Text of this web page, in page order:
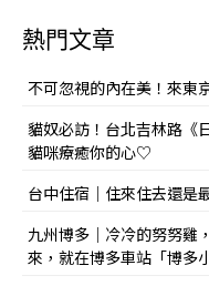
熱門文章
不可忽視的內在美！來東
貓奴必訪！台北吉林路《
貓咪療癒你的心♡
台中住宿｜住來住去還是
九州博多｜冷冷的努努雞
來，就在博多車站「博多